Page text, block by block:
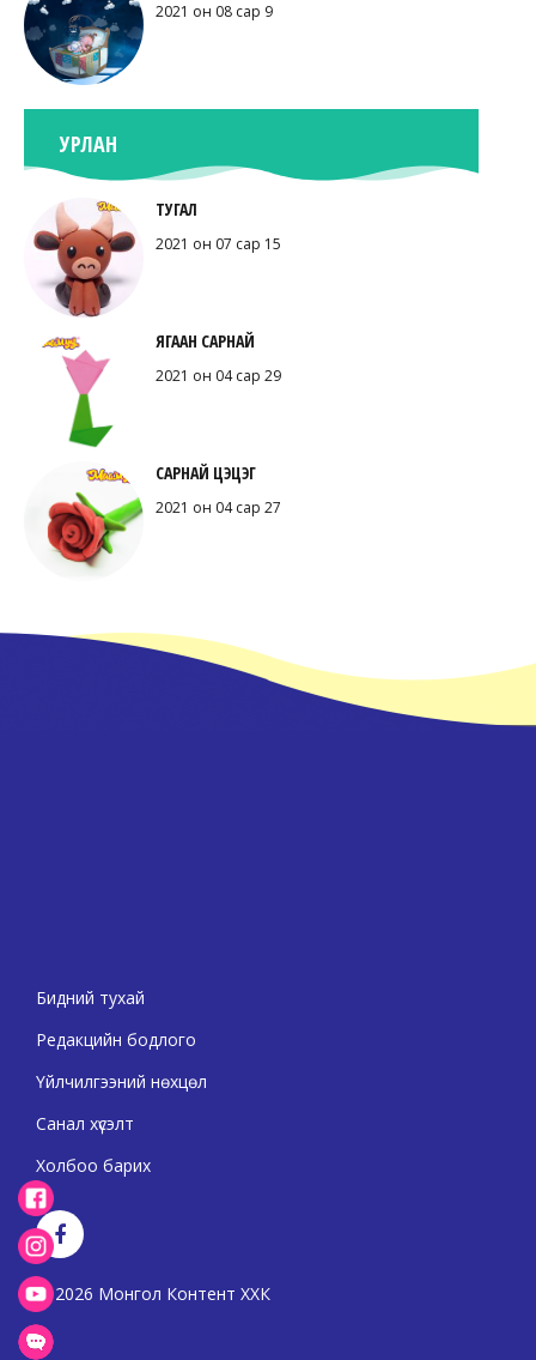
2021 он 08 сар 9
УРЛАН
ТУГАЛ
2021 он 07 сар 15
ЯГААН САРНАЙ
2021 он 04 сар 29
САРНАЙ ЦЭЦЭГ
2021 он 04 сар 27
Бидний тухай
Редакцийн бодлого
Үйлчилгээний нөхцөл
Санал хүсэлт
Холбоо барих
2026 Монгол Контент ХХК